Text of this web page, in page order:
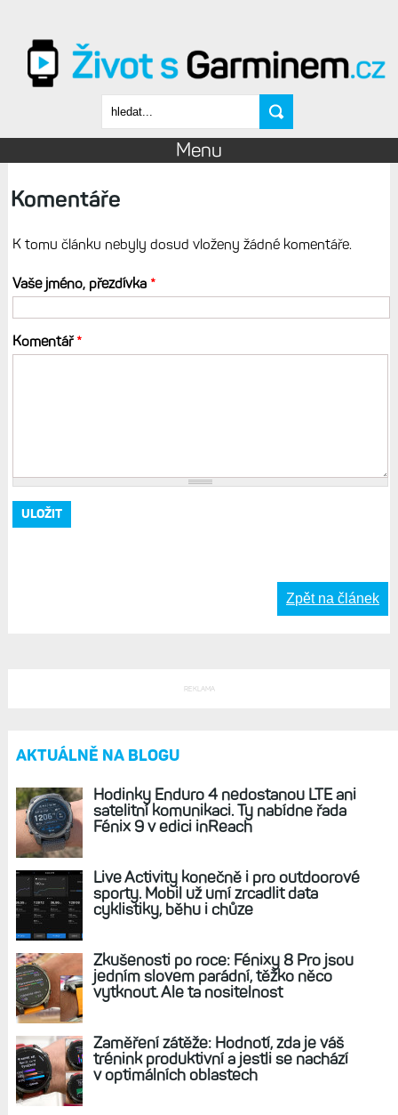
Vyhledávání
Menu
Komentáře
K tomu článku nebyly dosud vloženy žádné komentáře.
Vaše jméno, přezdívka *
Komentář*
Zpět na článek
REKLAMA
AKTUÁLNĚ NA BLOGU
Hodinky Enduro 4 nedostanou LTE ani
satelitní komunikaci. Ty nabídne řada
Fénix 9 v edici inReach
Live Activity konečně i pro outdoorové
sporty. Mobil už umí zrcadlit data
cyklistiky, běhu i chůze
Zkušenosti po roce: Fénixy 8 Pro jsou
jedním slovem parádní, těžko něco
vytknout. Ale ta nositelnost
Zaměření zátěže: Hodnotí, zda je váš
trénink produktivní a jestli se nachází
v optimálních oblastech